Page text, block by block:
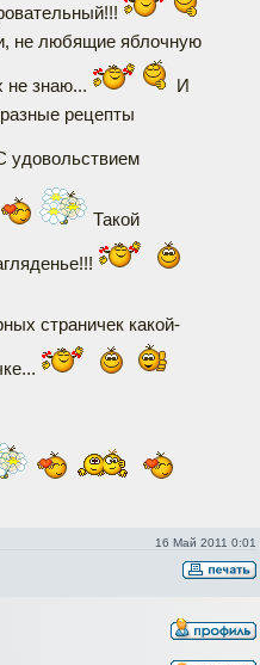
не любящие яблочную
не знаю...
И
рецепты
удовольствием
Такой
страничек какой-
16 Май 2011 0:01